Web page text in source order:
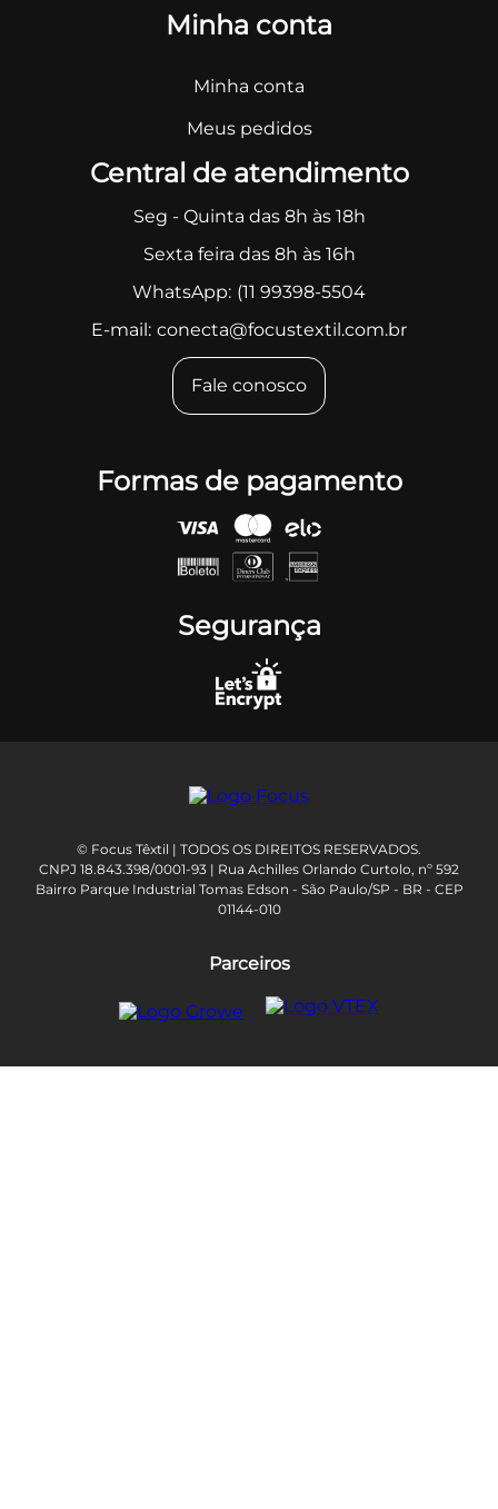
Minha conta
Minha conta
Meus pedidos
Central de atendimento
Seg - Quinta das 8h às 18h
Sexta feira das 8h às 16h
WhatsApp: (11 99398-5504
E-mail: conecta@focustextil.com.br
Fale conosco
Formas de pagamento
Segurança
© Focus Têxtil | TODOS OS DIREITOS RESERVADOS.
CNPJ 18.843.398/0001-93 | Rua Achilles Orlando Curtolo, nº 592
Bairro Parque Industrial Tomas Edson - São Paulo/SP - BR - CEP
01144-010
Parceiros